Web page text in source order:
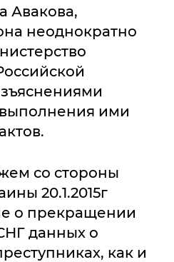
Авакова,
неоднократно
ими
со стороны
20.1.2015г
о прекращении
данных о
как и